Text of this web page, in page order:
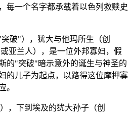
每一个名字都承载着以色列救赎史
突破"），犹大与他玛所生（创
亚兰人），是一位外邦寡妇，假
的"突破"暗示意外的诞生与神圣的
的儿子为起点，以路得这位摩押寡
。
），下到埃及的犹大孙子（创